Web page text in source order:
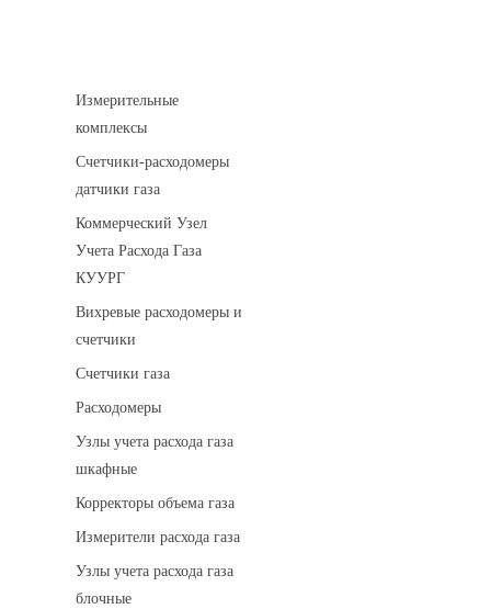
Измерительные
комплексы
Счетчики-расходомеры
датчики газа
Коммерческий Узел
Учета Расхода Газа
КУУРГ
Вихревые расходомеры и
счетчики
Счетчики газа
Расходомеры
Узлы учета расхода газа
шкафные
Корректоры объема газа
Измерители расхода газа
Узлы учета расхода газа
блочные